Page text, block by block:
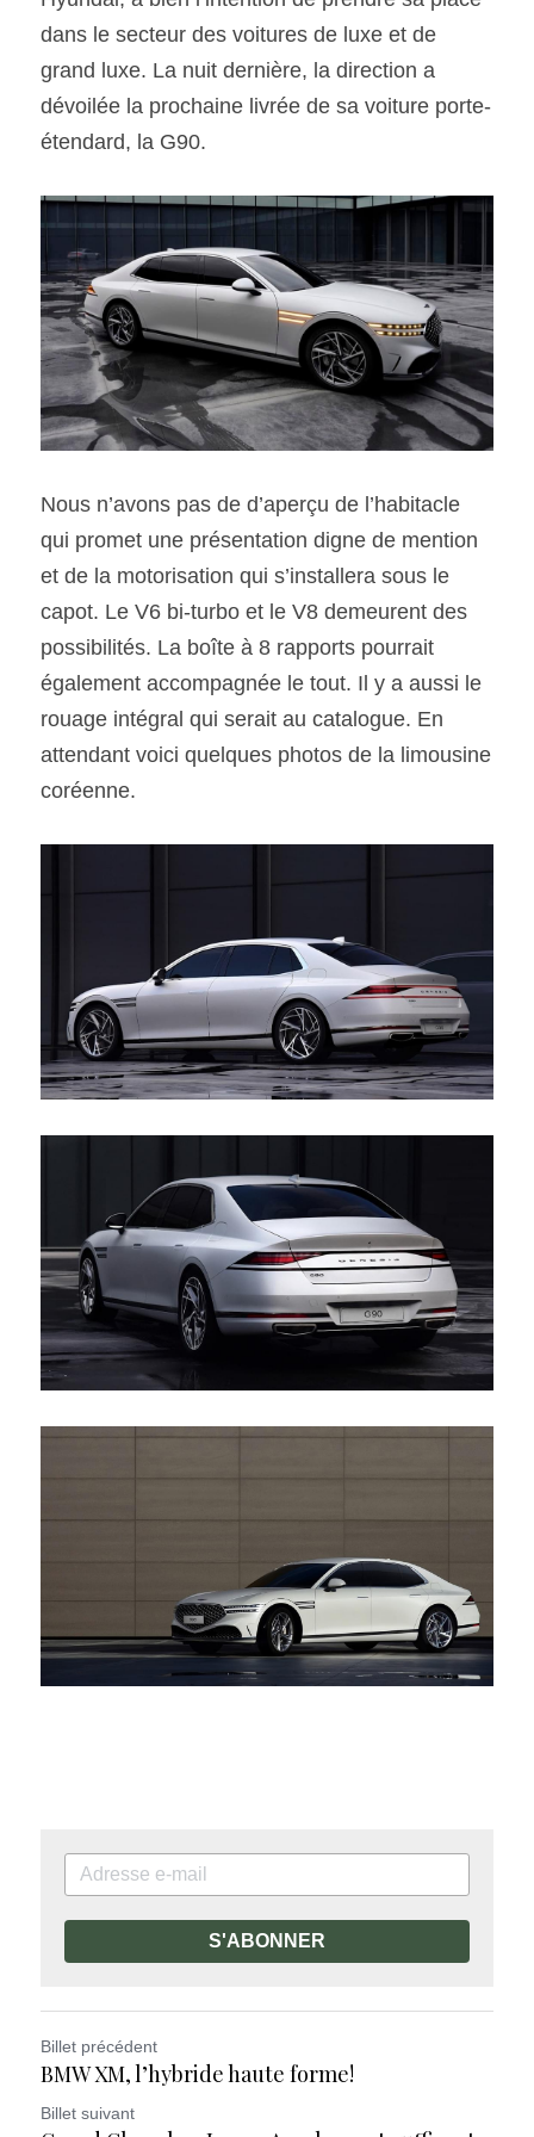
SOUMISSION RAPIDE
ASSURANCE
dans le secteur des voitures de luxe et de
grand luxe. La nuit dernière, la direction a
dévoilée la prochaine livrée de sa voiture porte-
étendard, la G90.
Nous n’avons pas de d’aperçu de l’habitacle
qui promet une présentation digne de mention
et de la motorisation qui s’installera sous le
capot. Le V6 bi-turbo et le V8 demeurent des
possibilités. La boîte à 8 rapports pourrait
également accompagnée le tout. Il y a aussi le
rouage intégral qui serait au catalogue. En
attendant voici quelques photos de la limousine
coréenne.
S'ABONNER
Billet précédent
BMW XM, l’hybride haute forme!
Billet suivant